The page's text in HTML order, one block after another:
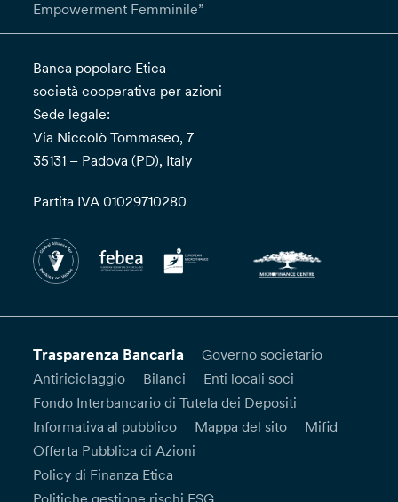
Empowerment Femminile”
Banca popolare Etica
società cooperativa per azioni
Sede legale:
Via Niccolò Tommaseo, 7
35131 – Padova (PD), Italy
Partita IVA 01029710280
Trasparenza Bancaria
Governo societario
Antiriciclaggio
Bilanci
Enti locali soci
Fondo Interbancario di Tutela dei Depositi
Informativa al pubblico
Mappa del sito
Mifid
Offerta Pubblica di Azioni
Policy di Finanza Etica
Politiche gestione rischi ESG